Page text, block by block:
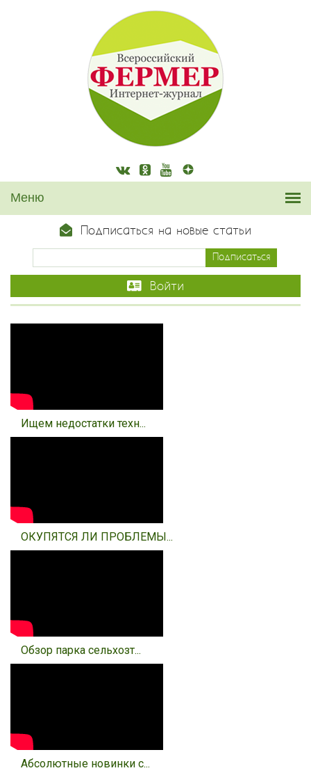
Подписаться на новые статьи
Войти
Ищем недостатки техн...
ОКУПЯТСЯ ЛИ ПРОБЛЕМЫ...
Обзор парка сельхозт...
Абсолютные новинки с...